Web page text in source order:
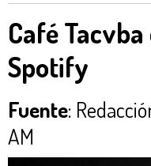
Café
Spotify
Fuente:
AM